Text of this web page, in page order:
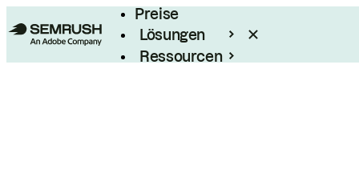
Preise
Lösungen
Ressourcen